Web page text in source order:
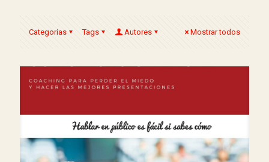
Categorias Tags Autores Mostrar todos